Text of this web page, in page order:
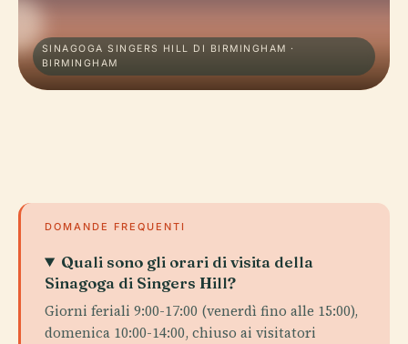
SINAGOGA SINGERS HILL DI BIRMINGHAM ·
BIRMINGHAM
DOMANDE FREQUENTI
Quali sono gli orari di visita della
Sinagoga di Singers Hill?
Giorni feriali 9:00-17:00 (venerdì fino alle 15:00),
domenica 10:00-14:00, chiuso ai visitatori